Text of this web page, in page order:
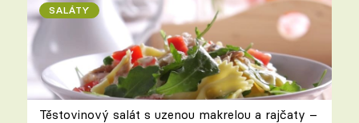
SALÁTY
Těstovinový salát s uzenou makrelou a rajčaty –